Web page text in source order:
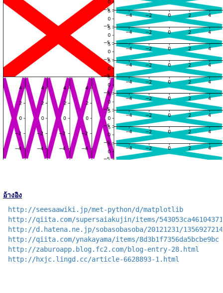
อ้างอิง
http://seesaawiki.jp/met-python/d/matplotlib
http://qiita.com/supersaiakujin/items/
http://d.hatena.ne.jp/sobasobasoba/20121231/1356927214
http://qiita.com/ynakayama/items/8d3b1f7356da5bcbe9bc
http://zaburoapp.blog.fc2.com/blog-entry-28.html
http://hxjc.lingd.cc/article-6628893-1.html